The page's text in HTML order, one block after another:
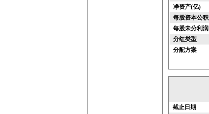
净资产(亿)
每股资本公积
每股未分利润
分红类型
分配方案
截止日期